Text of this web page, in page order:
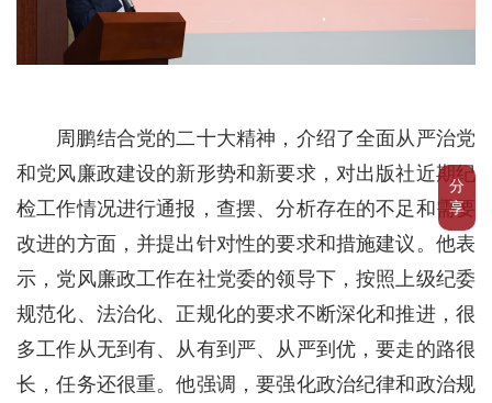
分
享
周鹏结合党的二十大精神，介绍了全面从严治党
和党风廉政建设的新形势和新要求，对出版社近期纪
检工作情况进行通报，查摆、分析存在的不足和需要
改进的方面，并提出针对性的要求和措施建议。他表
示，党风廉政工作在社党委的领导下，按照上级纪委
规范化、法治化、正规化的要求不断深化和推进，很
多工作从无到有、从有到严、从严到优，要走的路很
长，任务还很重。他强调，要强化政治纪律和政治规